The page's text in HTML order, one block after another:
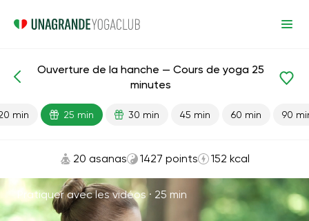
Flexibilité Bassin
Ouverture de la hanche — Cours de yoga 25
minutes
min 25 min 30 min 45 min 60 min 90
20 asanas 1427 points 152 kcal
Pratiquer avec les vidéos · 25 min